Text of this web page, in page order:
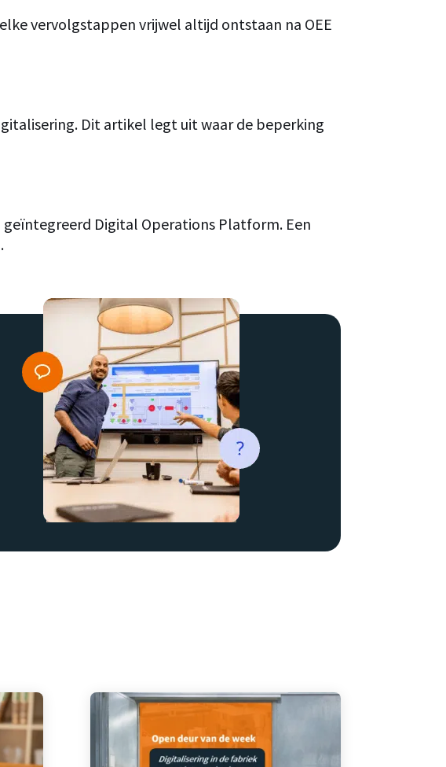
vervolgstappen vrijwel altijd ontstaan na OEE
Dit artikel legt uit waar de beperking
Digital Operations Platform. Een